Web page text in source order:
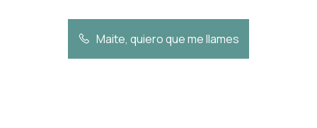
Maite, quiero que me llames